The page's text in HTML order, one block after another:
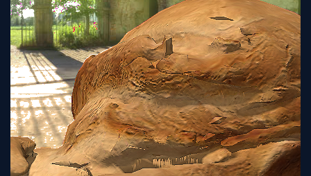
Tutorial
Viz4D
Fusion
Tutorial
Viz4D
Mesh
VR